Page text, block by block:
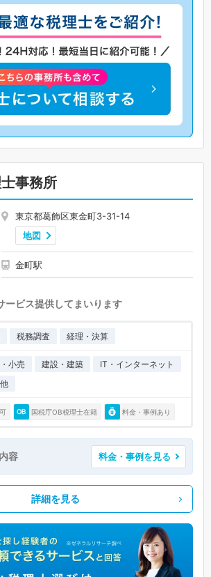
事務所
東京都葛飾区東金町3-31-14
地図
金町駅
ービス提供してまいります
税務調査 経理・決算
小売 建設・建築
IT・インターネット
国税庁OB税理士在籍 料金・事例あり
容 料金・事例を見る
詳細を見る